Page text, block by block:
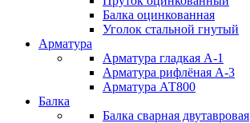
Балка оцинкованная
Уголок стальной гнутый
Арматура
Арматура гладкая А-1
Арматура рифлёная А-3
Арматура АТ800
Балка
Балка сварная двутавровая